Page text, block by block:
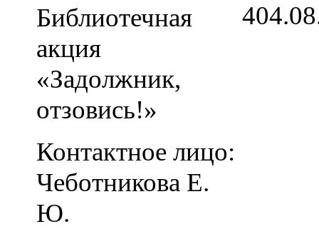
Библиотечная
акция
«Задолжник,
отзовись!»
Контактное лицо:
Чеботникова Е.
Ю.
4